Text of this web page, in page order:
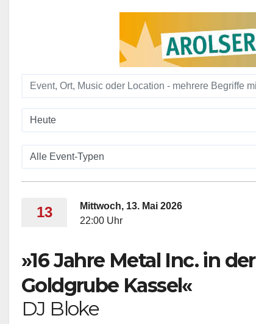
13
Mittwoch, 13. Mai 2026
22:00 Uhr
»16 Jahre Metal Inc. in der
Goldgrube Kassel«
DJ Bloke